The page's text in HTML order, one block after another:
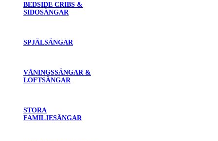
BEDSIDE CRIBS &
SIDOSÄNGAR
SPJÄLSÄNGAR
VÅNINGSSÄNGAR &
LOFTSÄNGAR
STORA
FAMILJESÄNGAR